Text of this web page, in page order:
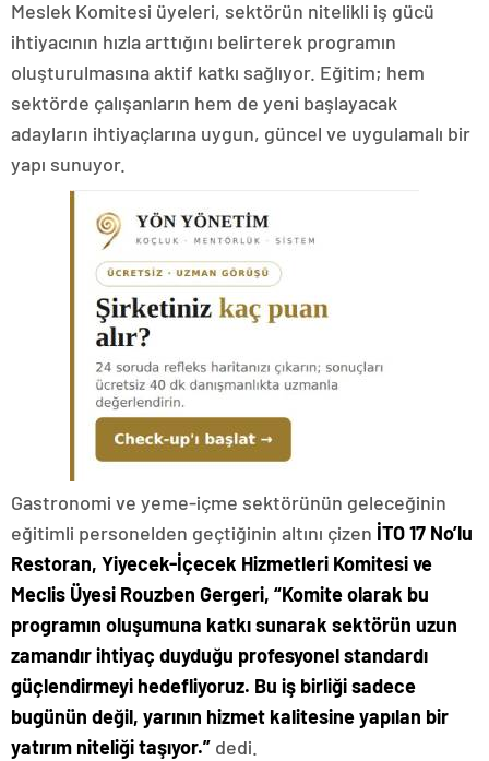
Meslek Komitesi üyeleri, sektörün nitelikli iş gücü
ihtiyacının hızla arttığını belirterek programın
oluşturulmasına aktif katkı sağlıyor. Eğitim; hem
sektörde çalışanların hem de yeni başlayacak
adayların ihtiyaçlarına uygun, güncel ve uygulamalı bir
yapı sunuyor.
Gastronomi ve yeme-içme sektörünün geleceğinin
eğitimli personelden geçtiğinin altını çizen İTO 17 No’lu
Restoran, Yiyecek-İçecek Hizmetleri Komitesi ve
Meclis Üyesi Rouzben Gergeri, “Komite olarak bu
programın oluşumuna katkı sunarak sektörün uzun
zamandır ihtiyaç duyduğu profesyonel standardı
güçlendirmeyi hedefliyoruz. Bu iş birliği sadece
bugünün değil, yarının hizmet kalitesine yapılan bir
yatırım niteliği taşıyor.” dedi.